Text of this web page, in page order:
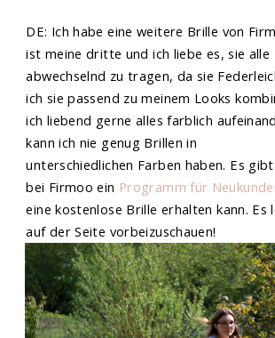
DE: Ich habe eine weitere Brille von
ist meine dritte und ich liebe es, sie alle
abwechselnd zu tragen, da sie
ich sie passend zu meinem Looks
ich liebend gerne alles farblich
kann ich nie genug Brillen in
unterschiedlichen Farben haben. Es gibt
bei Firmoo ein Programm für
eine kostenlose Brille erhalten kann. Es
auf der Seite vorbeizuschauen!